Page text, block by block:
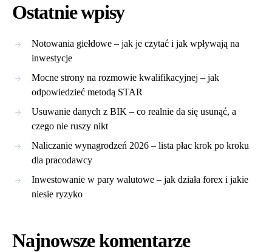
Ostatnie wpisy
Notowania giełdowe – jak je czytać i jak wpływają na
inwestycje
Mocne strony na rozmowie kwalifikacyjnej – jak
odpowiedzieć metodą STAR
Usuwanie danych z BIK – co realnie da się usunąć, a
czego nie ruszy nikt
Naliczanie wynagrodzeń 2026 – lista płac krok po kroku
dla pracodawcy
Inwestowanie w pary walutowe – jak działa forex i jakie
niesie ryzyko
Najnowsze komentarze